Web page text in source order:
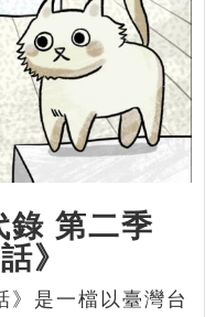
錄 第二季
》
》是一檔以臺灣台